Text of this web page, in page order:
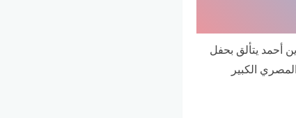
أحمد يتألق بحفل
الكبير